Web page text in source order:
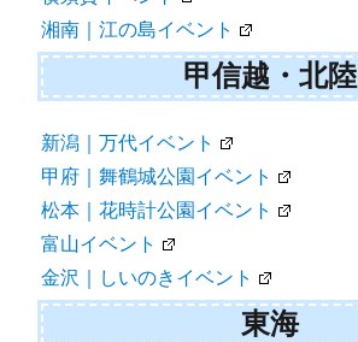
湘南｜江の島イベント
甲信越・北陸
新潟｜万代イベント
甲府｜舞鶴城公園イベント
松本｜花時計公園イベント
富山イベント
金沢｜しいのきイベント
東海